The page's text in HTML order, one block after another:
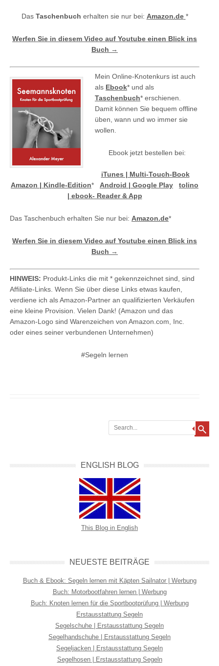
Das Taschenbuch erhalten sie nur bei: Amazon.de *
Werfen Sie in diesem Video auf Youtube einen Blick ins
Buch →
Mein Online-Knotenkurs ist auch
als Ebook* und als
Taschenbuch* erschienen.
Damit können Sie bequem offline
üben, wann und wo immer sie
wollen.
Ebook jetzt bestellen bei:
iTunes | Multi-Touch-Book
Amazon | Kindle-Edition* Android | Google Play
tolino
| ebook- Reader & App
Das Taschenbuch erhalten Sie nur bei: Amazon.de*
Werfen Sie in diesem Video auf Youtube einen Blick ins
Buch →
HINWEIS: Produkt-Links die mit * gekennzeichnet sind, sind
Affiliate-Links. Wenn Sie über diese Links etwas kaufen,
verdiene ich als Amazon-Partner an qualifizierten Verkäufen
eine kleine Provision. Vielen Dank! (Amazon und das
Amazon-Logo sind Warenzeichen von Amazon.com, Inc.
oder eines seiner verbundenen Unternehmen)
#Segeln lernen
Search
ENGLISH BLOG
This Blog in English
NEUESTE BEITRÄGE
Buch & Ebook: Segeln lernen mit Käpten Sailnator | Werbung
Buch: Motorbootfahren lernen | Werbung
Buch: Knoten lernen für die Sportbootprüfung | Werbung
Erstausstattung Segeln
Segelschuhe | Erstausstattung Segeln
Segelhandschuhe | Erstausstattung Segeln
Segeljacken | Erstausstattung Segeln
Segelhosen | Erstausstattung Segeln